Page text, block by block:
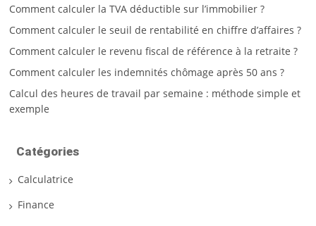
Comment calculer la TVA déductible sur l’immobilier ?
Comment calculer le seuil de rentabilité en chiffre d’affaires ?
Comment calculer le revenu fiscal de référence à la retraite ?
Comment calculer les indemnités chômage après 50 ans ?
Calcul des heures de travail par semaine : méthode simple et
exemple
Catégories
Calculatrice
Finance